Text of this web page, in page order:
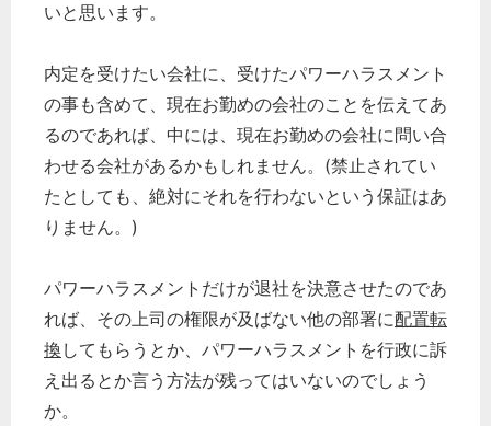
いと思います。
内定を受けたい会社に、受けたパワーハラスメント
の事も含めて、現在お勤めの会社のことを伝えてあ
るのであれば、中には、現在お勤めの会社に問い合
わせる会社があるかもしれません。(禁止されてい
たとしても、絶対にそれを行わないという保証はあ
りません。)
パワーハラスメントだけが退社を決意させたのであ
れば、その上司の権限が及ばない他の部署に配置転
換 してもらうとか、パワーハラスメントを行政に訴
え出るとか言う方法が残ってはいないのでしょう
か。